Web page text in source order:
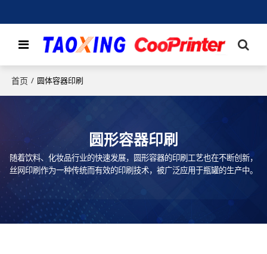
首页 / 圆体容器印刷
圆形容器印刷
随着饮料、化妆品行业的快速发展，圆形容器的印刷工艺也在不断创新，
丝网印刷作为一种传统而有效的印刷技术，被广泛应用于瓶罐的生产中。